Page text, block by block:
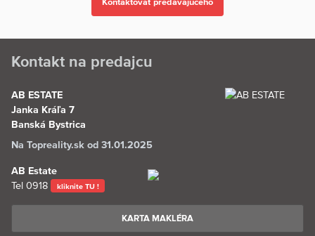
Kontakt na predajcu
AB ESTATE
Janka Kráľa 7
Banská Bystrica
Na Topreality.sk od 31.01.2025
AB Estate
Tel 0918 kliknite TU !
KARTA MAKLÉRA